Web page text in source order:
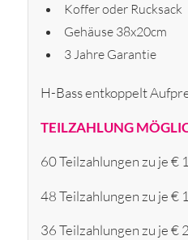
Koffer oder Rucksack
Gehäuse 38x20cm
3 Jahre Garantie
H-Bass entkoppelt
TEILZAHLUNG
60 Teilzahlungen zu je €
48 Teilzahlungen zu je €
36 Teilzahlungen zu je €